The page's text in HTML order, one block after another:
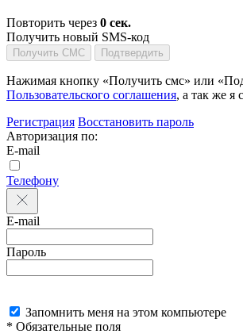
Повторить через 0 сек.
Получить новый SMS-код
Получить СМС Подтвердить
Нажимая кнопку «Получить смс» или
Пользовательского соглашения, а так же я
Регистрация Восстановить пароль
Авторизация по:
E-mail
Телефону
E-mail
Пароль
Запомнить меня на этом компьютере
* Обязательные поля